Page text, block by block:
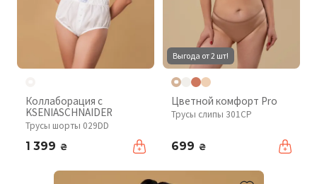
Коллаборация с
KSENIASCHNAIDER
Трусы шорты 029DD
1 399 ₴
Выгода от 2 шт!
Цветной комфорт Pro
Трусы слипы 301CP
699 ₴